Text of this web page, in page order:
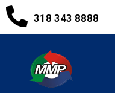
318 343 8888